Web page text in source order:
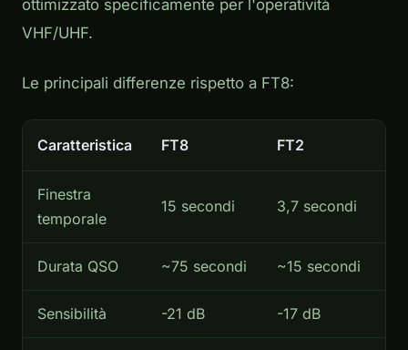
ottimizzato specificamente per l'operatività
VHF/UHF.
Le principali differenze rispetto a FT8:
Caratteristica FT8 FT2
Finestra
temporale
15 secondi 3,7 secondi
Durata QSO ~75 secondi ~15 secondi
Sensibilità -21 dB -17 dB